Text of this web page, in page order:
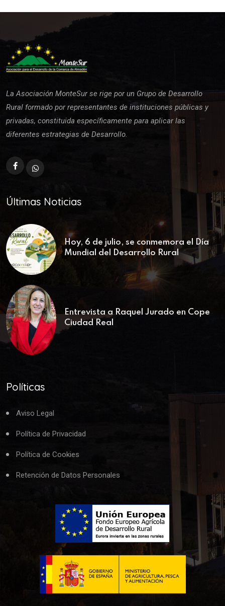
La Asociación MonteSur se rige por un Grupo de Desarrollo
Rural formado por representantes de instituciones públicas y
privadas, constituida específicamente para aplicar las
diferentes estrategias de Desarrollo.
Últimas Noticias
Hoy, 6 de julio, se conmemora el Día
Mundial del Desarrollo Rural
Entrevista a Raquel Jurado en Cope
Ciudad Real
Políticas
Aviso Legal
Política de Privacidad
Política de Cookies
Retención de Datos Personales